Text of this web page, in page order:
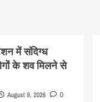
में संदिग्ध
के शव मिलने से
August 9, 2026 0